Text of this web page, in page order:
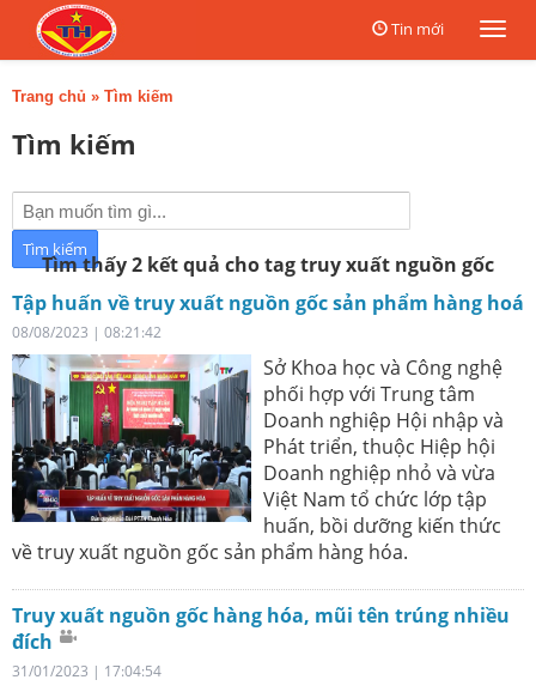
Tin mới
Trang chủ » Tìm kiếm
Tìm kiếm
Tìm thấy 2 kết quả cho tag truy xuất nguồn gốc
Tập huấn về truy xuất nguồn gốc sản phẩm hàng hoá
08/08/2023 | 08:21:42
Sở Khoa học và Công nghệ
phối hợp với Trung tâm
Doanh nghiệp Hội nhập và
Phát triển, thuộc Hiệp hội
Doanh nghiệp nhỏ và vừa
Việt Nam tổ chức lớp tập
huấn, bồi dưỡng kiến thức
về truy xuất nguồn gốc sản phẩm hàng hóa.
Truy xuất nguồn gốc hàng hóa, mũi tên trúng nhiều
đích
31/01/2023 | 17:04:54